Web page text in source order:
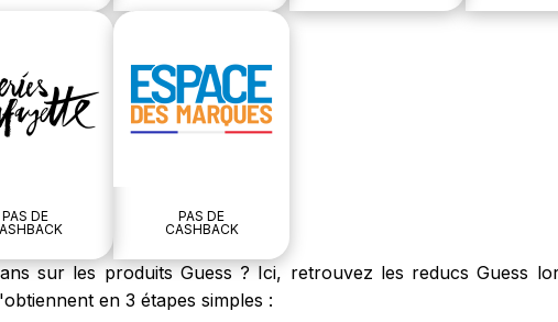
PAS DE
PAS DE
CASHBACK
sur les produits Guess ? Ici, retrouvez les reducs Guess
en 3 étapes simples :